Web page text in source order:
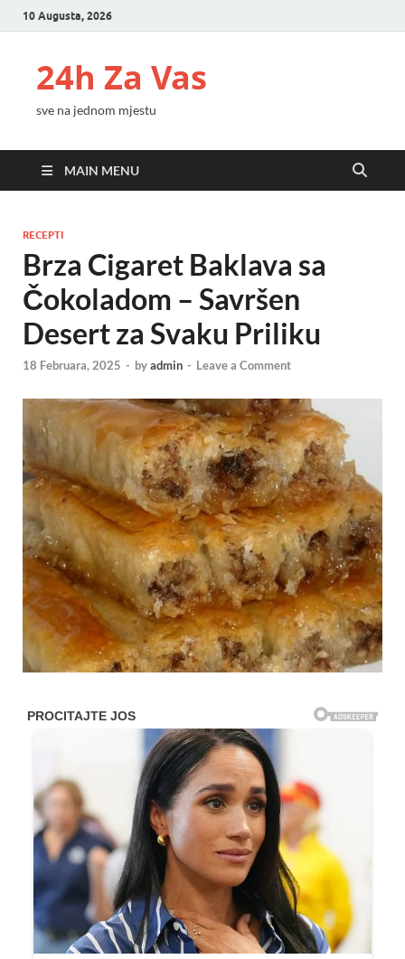
10 Augusta, 2026
24h Za Vas
sve na jednom mjestu
MAIN MENU
RECEPTI
Brza Cigaret Baklava sa
Čokoladom – Savršen
Desert za Svaku Priliku
18 Februara, 2025 - byadmin - Leave a Comment